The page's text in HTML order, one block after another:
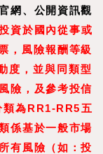
網、公開資訊觀
資於國內從事或
，風險報酬等級
度，並與同類型
險，及參考投信
為RR1-RR5五
係基於一般市場
有風險（如：投